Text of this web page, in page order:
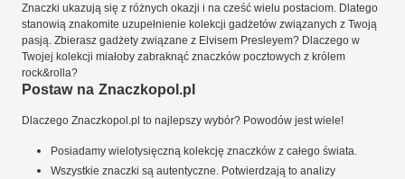
Znaczki ukazują się z różnych okazji i na cześć wielu postaciom. Dlatego
stanowią znakomite uzupełnienie kolekcji gadżetów związanych z Twoją
pasją. Zbierasz gadżety związane z Elvisem Presleyem? Dlaczego w
Twojej kolekcji miałoby zabraknąć znaczków pocztowych z królem
rock&rolla?
Postaw na Znaczkopol.pl
Dlaczego Znaczkopol.pl to najlepszy wybór? Powodów jest wiele!
Posiadamy wielotysięczną kolekcję znaczków z całego świata.
Wszystkie znaczki są autentyczne. Potwierdzają to analizy